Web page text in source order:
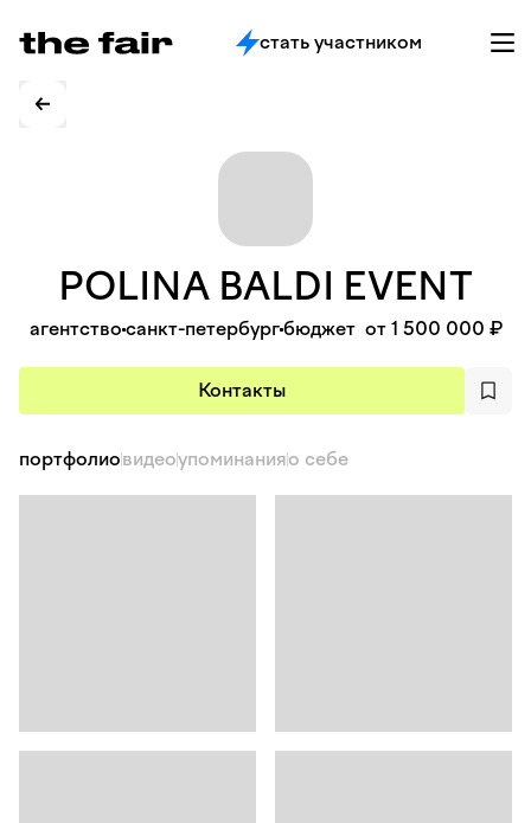
стать участником
POLINA BALDI EVENT
агентствосанкт-петербургбюджет от 1 500 000 ₽
Контакты
портфолиовидеоупоминанияо себе